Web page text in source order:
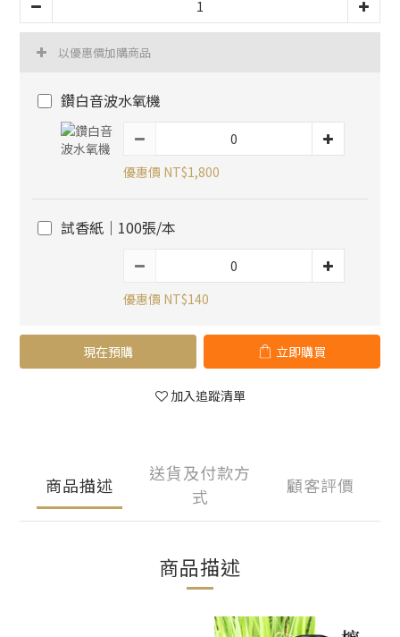
以優惠價加購商品
鑽白音波水氧機
優惠價 NT$1,800
試香紙｜100張/本
優惠價 NT$140
現在預購 立即購買
加入追蹤清單
商品描述
送貨及付款方
式
顧客評價
商品描述